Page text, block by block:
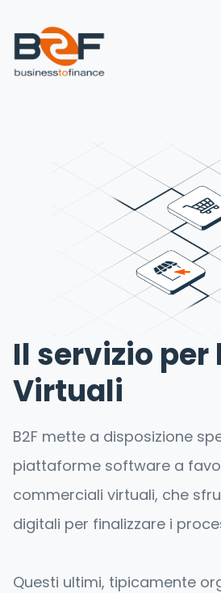
Il servizio per
Virtuali
B2F mette a disposizione
piattaforme software a
commerciali virtuali, che
digitali per finalizzare i
Questi ultimi, tipicamente